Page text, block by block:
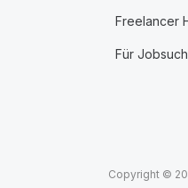
Freelancer
Für
Copyright ©